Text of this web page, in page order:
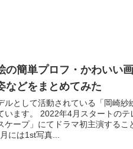
の簡単プロフ・かわいい
などをまとめてみた
ルとして活動されている「岡崎紗
います。 2022年4月スタートの
ケープ」にてドラマ初主演するこ
には1st写真...